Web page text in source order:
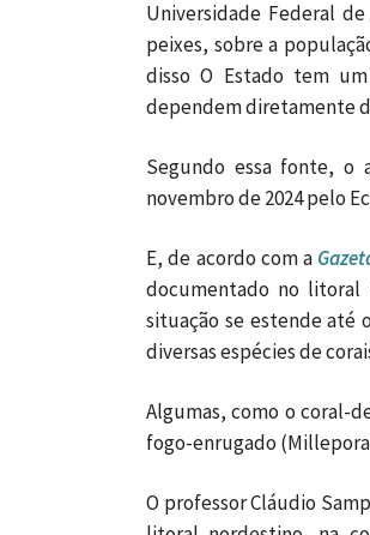
Universidade Federal
peixes, sobre a
disso O Estado tem
dependem diretamente
Segundo essa fonte,
novembro de 2024 pelo
E, de acordo com a
documentado no litoral
situação se estende até
diversas espécies de
Algumas, como o coral-
fogo-enrugado
O professor Cláudio